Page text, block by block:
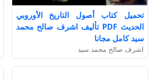
تحميل كتاب أصول التاريخ الأوروبي
الحديث PDF تأليف اشرف صالح محمد
سيد كامل مجانا
اشرف صالح محمد سيد